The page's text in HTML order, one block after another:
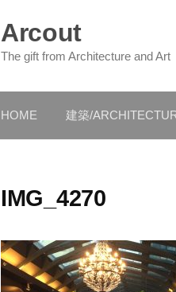
Arcout
The gift from Architecture and Art
HOME 建築/
IMG_4270